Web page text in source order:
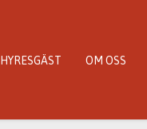
HYRESGÄST OM OSS